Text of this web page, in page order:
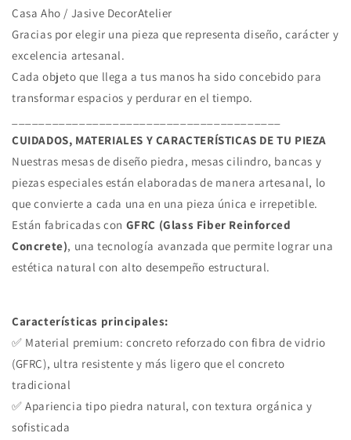
Casa Aho / Jasive DecorAtelier
Gracias por elegir una pieza que representa diseño, carácter y
excelencia artesanal.
Cada objeto que llega a tus manos ha sido concebido para
transformar espacios y perdurar en el tiempo.
CUIDADOS, MATERIALES Y CARACTERÍSTICAS DE TU PIEZA
Nuestras mesas de diseño piedra, mesas cilindro, bancas y
piezas especiales están elaboradas de manera artesanal, lo
que convierte a cada una en una pieza única e irrepetible.
Están fabricadas con GFRC (Glass Fiber Reinforced
Concrete), una tecnología avanzada que permite lograr una
estética natural con alto desempeño estructural.
Características principales:
✅ Material premium: concreto reforzado con fibra de vidrio
(GFRC), ultra resistente y más ligero que el concreto
tradicional
✅ Apariencia tipo piedra natural, con textura orgánica y
sofisticada